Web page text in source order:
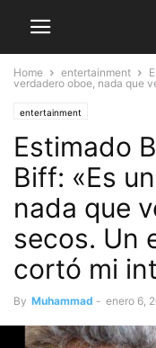
Home entertainment
verdadero oboe, nada que
entertainment
Estimado
Biff: «Es
nada que
secos. Un
cortó mi
By Muhammad - enero 6,